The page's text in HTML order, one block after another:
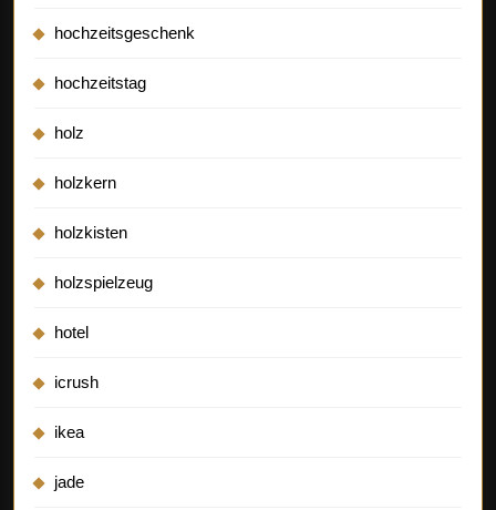
hochzeitsgeschenk
hochzeitstag
holz
holzkern
holzkisten
holzspielzeug
hotel
icrush
ikea
jade